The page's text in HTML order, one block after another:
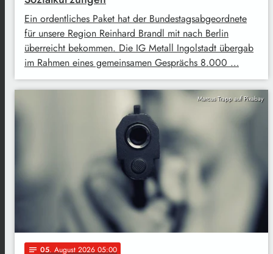
Ein ordentliches Paket hat der Bundestagsabgeordnete
für unsere Region Reinhard Brandl mit nach Berlin
überreicht bekommen. Die IG Metall Ingolstadt übergab
im Rahmen eines gemeinsamen Gesprächs 8.000 …
Marcus Trapp auf Pixabay
notes 05. August 2026 05:00